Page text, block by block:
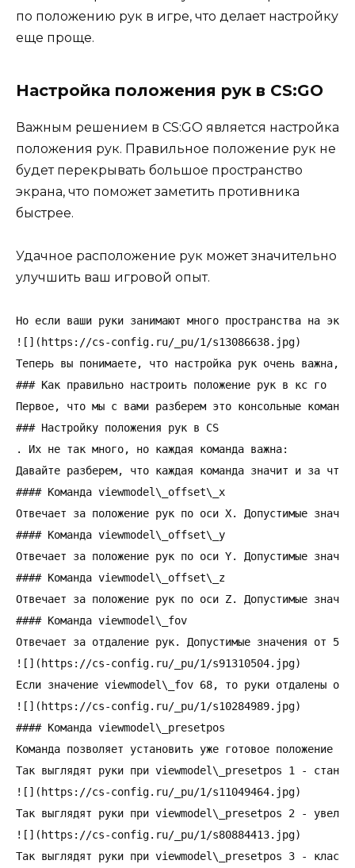
по положению рук в игре, что делает настройку
еще проще.
Настройка положения рук в CS:GO
Важным решением в CS:GO является настройка
положения рук. Правильное положение рук не
будет перекрывать большое пространство
экрана, что поможет заметить противника
быстрее.
Удачное расположение рук может значительно
улучшить ваш игровой опыт.
Но если ваши руки занимают много пространства на
![](https://cs-config.ru/_pu/1/s13086638.jpg)
Теперь вы понимаете, что настройка рук очень важна,
### Как правильно настроить положение рук в кс го
Первое, что мы с вами разберем это консольные
### Настройку положения рук в CS
. Их не так много, но каждая команда важна:
Давайте разберем, что каждая команда значит и за что
#### Команда viewmodel\_offset\_x
Отвечает за положение рук по оси X. Допустимые
#### Команда viewmodel\_offset\_y
Отвечает за положение рук по оси Y. Допустимые
#### Команда viewmodel\_offset\_z
Отвечает за положение рук по оси Z. Допустимые
#### Команда viewmodel\_fov
Отвечает за отдаление рук. Допустимые значения от
![](https://cs-config.ru/_pu/1/s91310504.jpg)
Если значение viewmodel\_fov 68, то руки отдалены от
![](https://cs-config.ru/_pu/1/s10284989.jpg)
#### Команда viewmodel\_presetpos
Команда позволяет установить уже готовое положение
Так выглядят руки при viewmodel\_presetpos 1 -
![](https://cs-config.ru/_pu/1/s11049464.jpg)
Так выглядят руки при viewmodel\_presetpos 2 -
![](https://cs-config.ru/_pu/1/s80884413.jpg)
Так выглядят руки при viewmodel\_presetpos 3 -